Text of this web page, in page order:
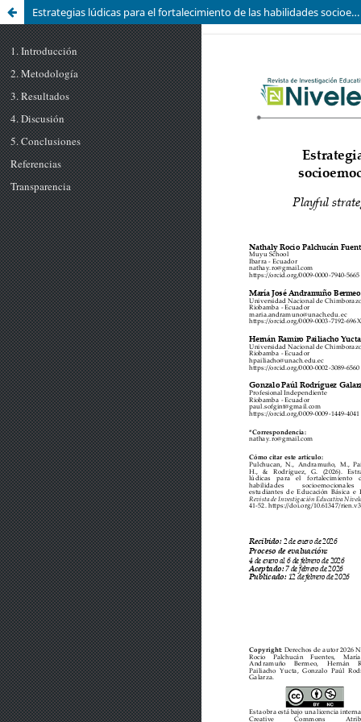
Estrategias lúdicas para el fortalecimiento de las habilidades socioemocionales en estudiantes de Educación Básica e Inicial